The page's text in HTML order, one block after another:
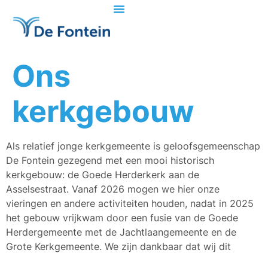
Ons
kerkgebouw
Als relatief jonge kerkgemeente is geloofsgemeenschap
De Fontein gezegend met een mooi historisch
kerkgebouw: de Goede Herderkerk aan de
Asselsestraat. Vanaf 2026 mogen we hier onze
vieringen en andere activiteiten houden, nadat in 2025
het gebouw vrijkwam door een fusie van de Goede
Herdergemeente met de Jachtlaangemeente en de
Grote Kerkgemeente. We zijn dankbaar dat wij dit